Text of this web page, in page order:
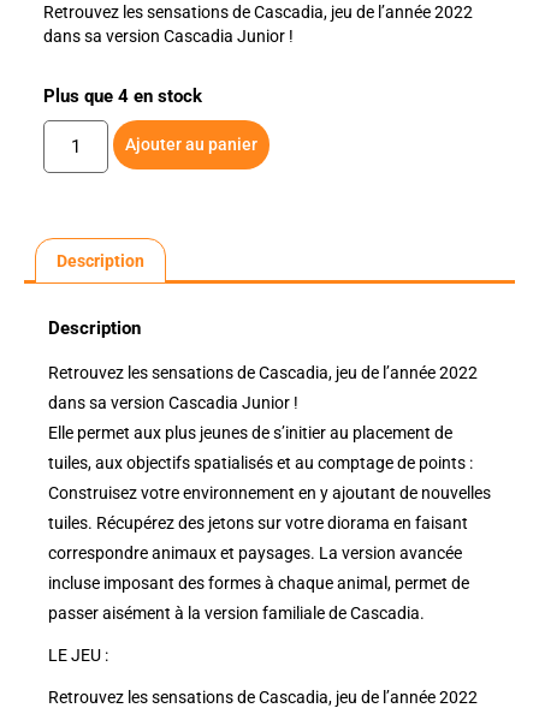
Retrouvez les sensations de Cascadia, jeu de l’année 2022
dans sa version Cascadia Junior !
Plus que 4 en stock
Ajouter au panier
Description
Description
Retrouvez les sensations de Cascadia, jeu de l’année 2022
dans sa version Cascadia Junior !
Elle permet aux plus jeunes de s’initier au placement de
tuiles, aux objectifs spatialisés et au comptage de points :
Construisez votre environnement en y ajoutant de nouvelles
tuiles. Récupérez des jetons sur votre diorama en faisant
correspondre animaux et paysages. La version avancée
incluse imposant des formes à chaque animal, permet de
passer aisément à la version familiale de Cascadia.
LE JEU :
Retrouvez les sensations de Cascadia, jeu de l’année 2022